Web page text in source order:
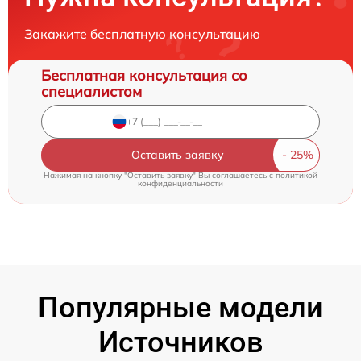
Закажите бесплатную консультацию
Бесплатная консультация со
специалистом
Оставить заявку
Нажимая на кнопку "Оставить заявку" Вы соглашаетесь cполитикой
конфиденциальности
Популярные модели
Источников